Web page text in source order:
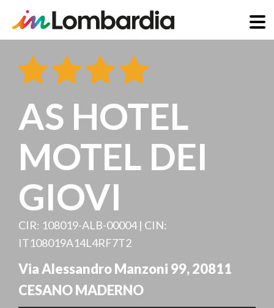
contenuto
AS HOTEL
MOTEL DEI
GIOVI
CIR: 108019-ALB-00004 | CIN:
IT108019A14L4RF7T2
Via Alessandro Manzoni 99,20811
CESANO MADERNO